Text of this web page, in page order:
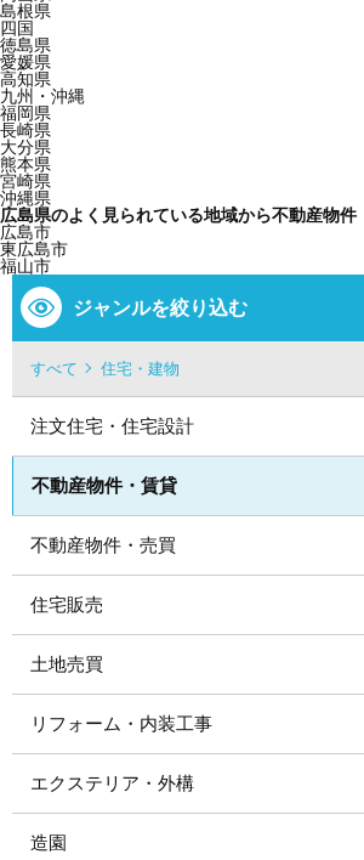
島根県
四国
徳島県
愛媛県
高知県
九州・沖縄
福岡県
長崎県
大分県
熊本県
宮崎県
沖縄県
広島県のよく見られている地域から不動産物
広島市
東広島市
福山市
ジャンルを絞り込む
すべて 住宅・建物
注文住宅・住宅設計
不動産物件・賃貸
不動産物件・売買
住宅販売
土地売買
リフォーム・内装工事
エクステリア・外構
造園